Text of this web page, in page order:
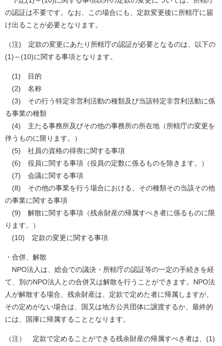
の認証は不要です。なお、この場合にも、定款変更後に所轄庁に届
け出ることが必要となります。
（注) 定款の変更にあたり所轄庁の認証が必要となるのは、以下の
(1)～(10)に関する事項となります。
(1) 目的
(2) 名称
(3) その行う特定非営利活動の種類及び当該特定非営利活動に係
る事業の種類
(4) 主たる事務所及びその他の事務所の所在地（所轄庁の変更を
伴うものに限ります。）
(5) 社員の資格の得喪に関する事項
(6) 役員に関する事項（役員の定数に係るものを除きます。）
(7) 会議に関する事項
(8) その他の事業を行う場合における、その種類その当該その他
の事業に関する事項
(9) 解散に関する事項（残余財産の帰属すべき者に係るものに限
ります。）
(10) 定款の変更に関する事項
・合併、解散
NPO法人は、総会での議決・所轄庁の認証等の一定の手続きを経
て、別のNPO法人との合併又は解散を行うことができます。NPO法
人が解散する場合、残余財産は、定款で定めた者に帰属しますが、
その定めがない場合は、国又は地方公共団体に譲渡するか、最終的
には、国庫に帰属することとなります。
（注） 定款で定めることができる残余財産の帰属すべき者は、(1)